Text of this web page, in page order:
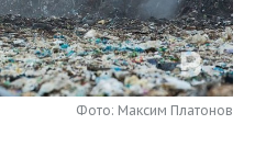
Фото: Максим Платонов